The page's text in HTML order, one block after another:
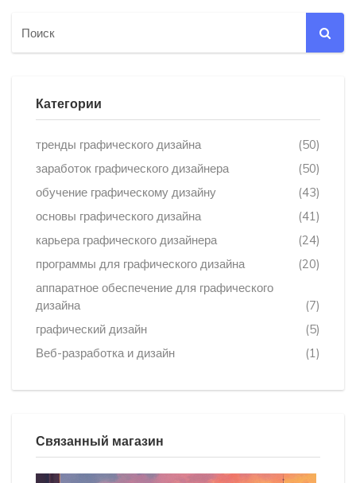
Категории
тренды графического дизайна
(50)
заработок графического дизайнера
(50)
обучение графическому дизайну
(43)
основы графического дизайна
(41)
карьера графического дизайнера
(24)
программы для графического дизайна
(20)
аппаратное обеспечение для графического
дизайна
(7)
графический дизайн
(5)
Веб-разработка и дизайн
(1)
Связанный магазин